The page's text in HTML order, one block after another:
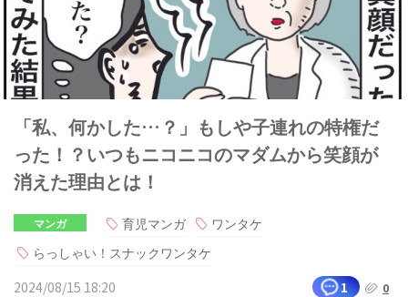
「私、何かした…？」もしや子連れの特権だ
った！？いつもニコニコのマダムから笑顔が
消えた理由とは！
マンガ 育児マンガ
ワンタケ
らっしゃい！スナックワンタケ
2024/08/15 18:20
1 0